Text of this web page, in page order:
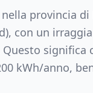
provincia di
), con un
significa
kWh/anno,